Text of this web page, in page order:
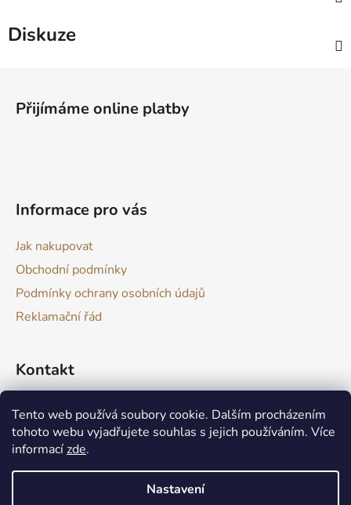
Tento web používá soubory cookie. Dalším procházením
tohoto webu vyjadřujete souhlas s jejich používáním. Více
informacízde.
Nastavení
Diskuze
Přijímáme online platby
Informace pro vás
Jak nakupovat
Obchodní podmínky
Podmínky ochrany osobních údajů
Reklamační řád
Kontakt
drevokazuv @gmail.com